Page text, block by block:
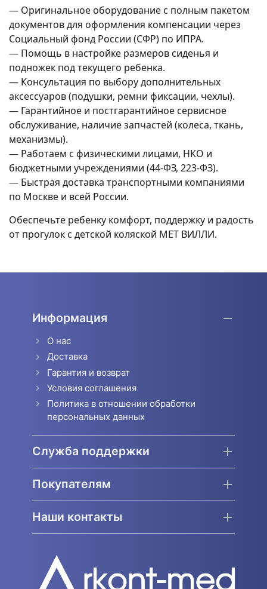
— Оригинальное оборудование с полным пакетом
документов для оформления компенсации через
Социальный фонд России (СФР) по ИПРА.
— Помощь в настройке размеров сиденья и
подножек под текущего ребенка.
— Консультация по выбору дополнительных
аксессуаров (подушки, ремни фиксации, чехлы).
— Гарантийное и постгарантийное сервисное
обслуживание, наличие запчастей (колеса, ткань,
механизмы).
— Работаем с физическими лицами, НКО и
бюджетными учреждениями (44-ФЗ, 223-ФЗ).
— Быстрая доставка транспортными компаниями
по Москве и всей России.
Обеспечьте ребенку комфорт, поддержку и радость
от прогулок с детской коляской MET ВИЛЛИ.
Информация
О нас
Доставка
Гарантия и возврат
Условия соглашения
Политика в отношении обработки
персональных данных
Служба поддержки
Покупателям
Наши контакты